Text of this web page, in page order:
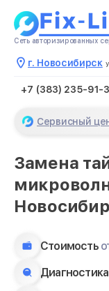
Сеть авторизированных
г. Новосибирск
+7 (383) 235-91-
Сервисный
Замена
Стоимость